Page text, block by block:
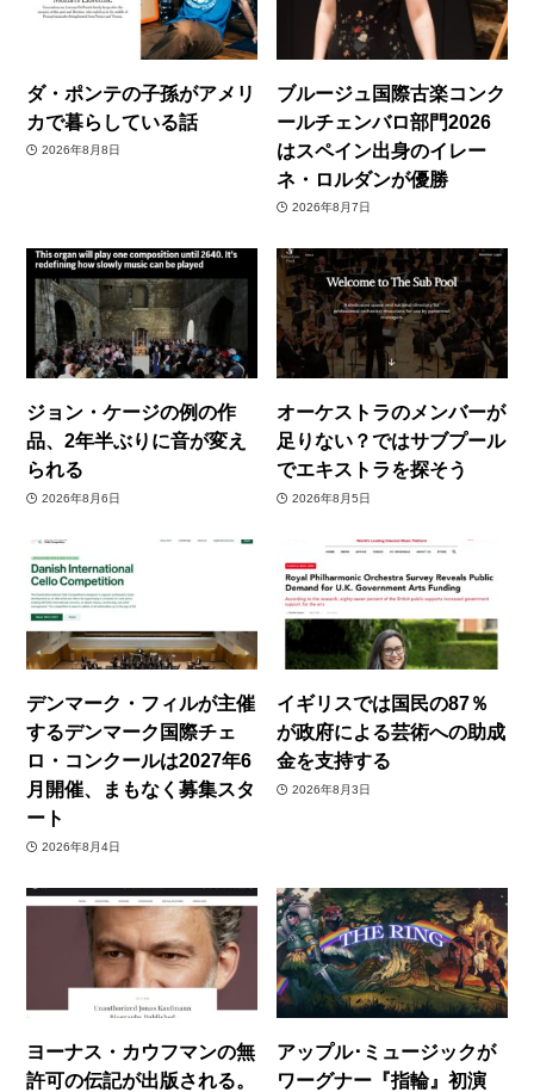
ダ・ポンテの子孫がアメリ
カで暮らしている話
2026年8月8日
ブルージュ国際古楽コンク
ールチェンバロ部門2026
はスペイン出身のイレー
ネ・ロルダンが優勝
2026年8月7日
ジョン・ケージの例の作
品、2年半ぶりに音が変え
られる
2026年8月6日
オーケストラのメンバーが
足りない？ではサブプール
でエキストラを探そう
2026年8月5日
デンマーク・フィルが主催
するデンマーク国際チェ
ロ・コンクールは2027年6
月開催、まもなく募集スタ
ート
2026年8月4日
イギリスでは国民の87％
が政府による芸術への助成
金を支持する
2026年8月3日
ヨーナス・カウフマンの無
許可の伝記が出版される。
アップル･ミュージックが
ワーグナー『指輪』初演